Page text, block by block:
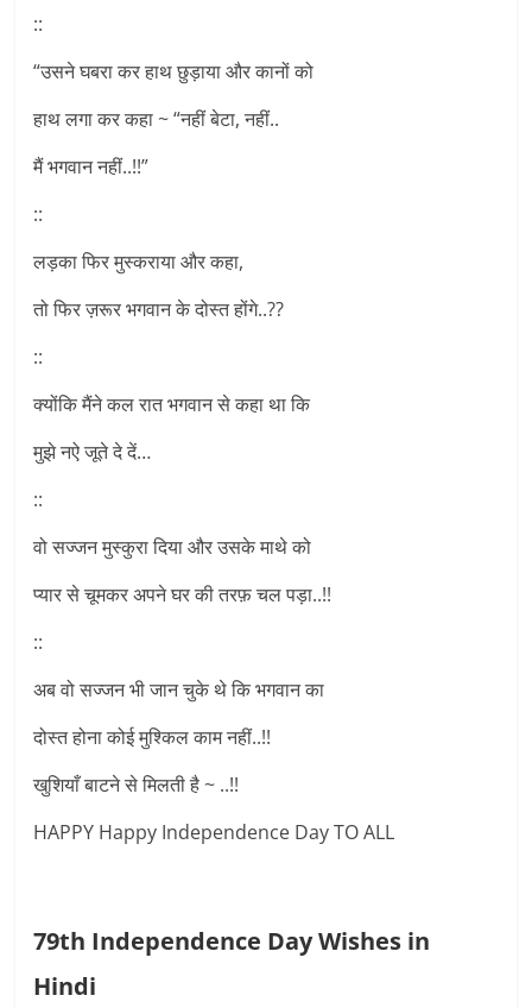
::
“उसने घबरा कर हाथ छुड़ाया और कानों को
हाथ लगा कर कहा ~ “नहीं बेटा, नहीं..
मैं भगवान नहीं..!!”
::
लड़का फिर मुस्कराया और कहा,
तो फिर ज़रूर भगवान के दोस्त होंगे..??
::
क्योंकि मैंने कल रात भगवान से कहा था कि
मुझे नऐ जूते दे दें…
::
वो सज्जन मुस्कुरा दिया और उसके माथे को
प्यार से चूमकर अपने घर की तरफ़ चल पड़ा..!!
::
अब वो सज्जन भी जान चुके थे कि भगवान का
दोस्त होना कोई मुश्किल काम नहीं..!!
खुशियाँ बाटने से मिलती है ~ ..!!
HAPPY Happy Independence Day TO ALL
79th Independence Day Wishes in
Hindi